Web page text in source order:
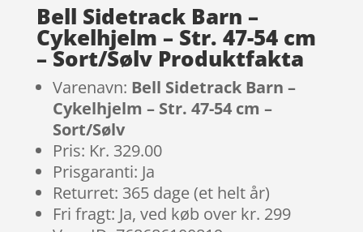
Bell Sidetrack Barn –
Cykelhjelm – Str. 47-54 cm
– Sort/Sølv Produktfakta
Varenavn: Bell Sidetrack Barn –
Cykelhjelm – Str. 47-54 cm –
Sort/Sølv
Pris: Kr. 329.00
Prisgaranti: Ja
Returret: 365 dage (et helt år)
Fri fragt: Ja, ved køb over kr. 299